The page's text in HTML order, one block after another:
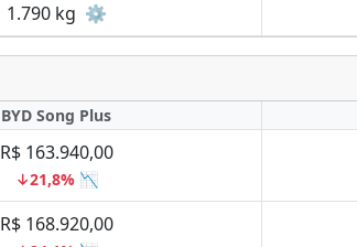
1.790 kg ⚙️
BYD Song Plus
R$ 163.940,00
↓21,8% 📉
R$ 168.920,00